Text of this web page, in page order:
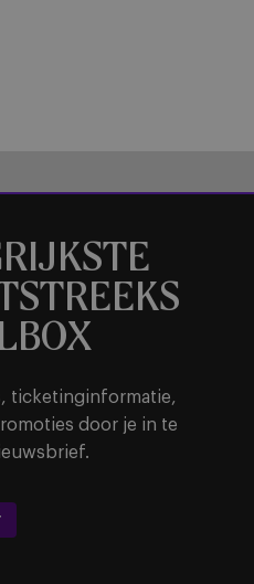
ticketinginformatie,
door je in te